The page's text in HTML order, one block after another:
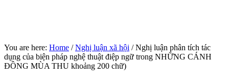
You are here: Home / Nghị luận xã hội /Nghị luận phân tích tác
dụng của biện pháp nghệ thuật điệp ngữ trong NHỮNG CÁNH
ĐỒNG MÙA THU khoảng 200 chữ)